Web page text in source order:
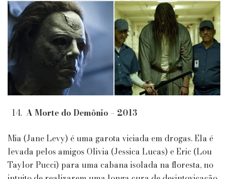
A Morte do Demônio – 2013
Mia (Jane Levy) é uma garota viciada em drogas. Ela é
levada pelos amigos Olivia (Jessica Lucas) e Eric (Lou
Taylor Pucci) para uma cabana isolada na floresta, no